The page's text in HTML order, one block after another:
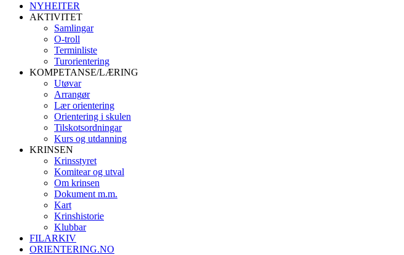
NYHEITER
AKTIVITET
Samlingar
O-troll
Terminliste
Turorientering
KOMPETANSE/LÆRING
Utøvar
Arrangør
Lær orientering
Orientering i skulen
Tilskotsordningar
Kurs og utdanning
KRINSEN
Krinsstyret
Komitear og utval
Om krinsen
Dokument m.m.
Kart
Krinshistorie
Klubbar
FILARKIV
ORIENTERING.NO